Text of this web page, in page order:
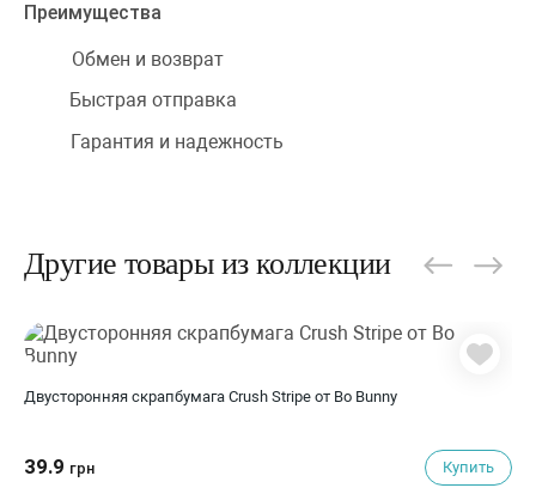
Преимущества
Обмен и возврат
Быстрая отправка
Гарантия и надежность
Другие товары из коллекции
Двусторонняя скрапбумага Crush Stripe от Bo Bunny
39.9 грн Купить